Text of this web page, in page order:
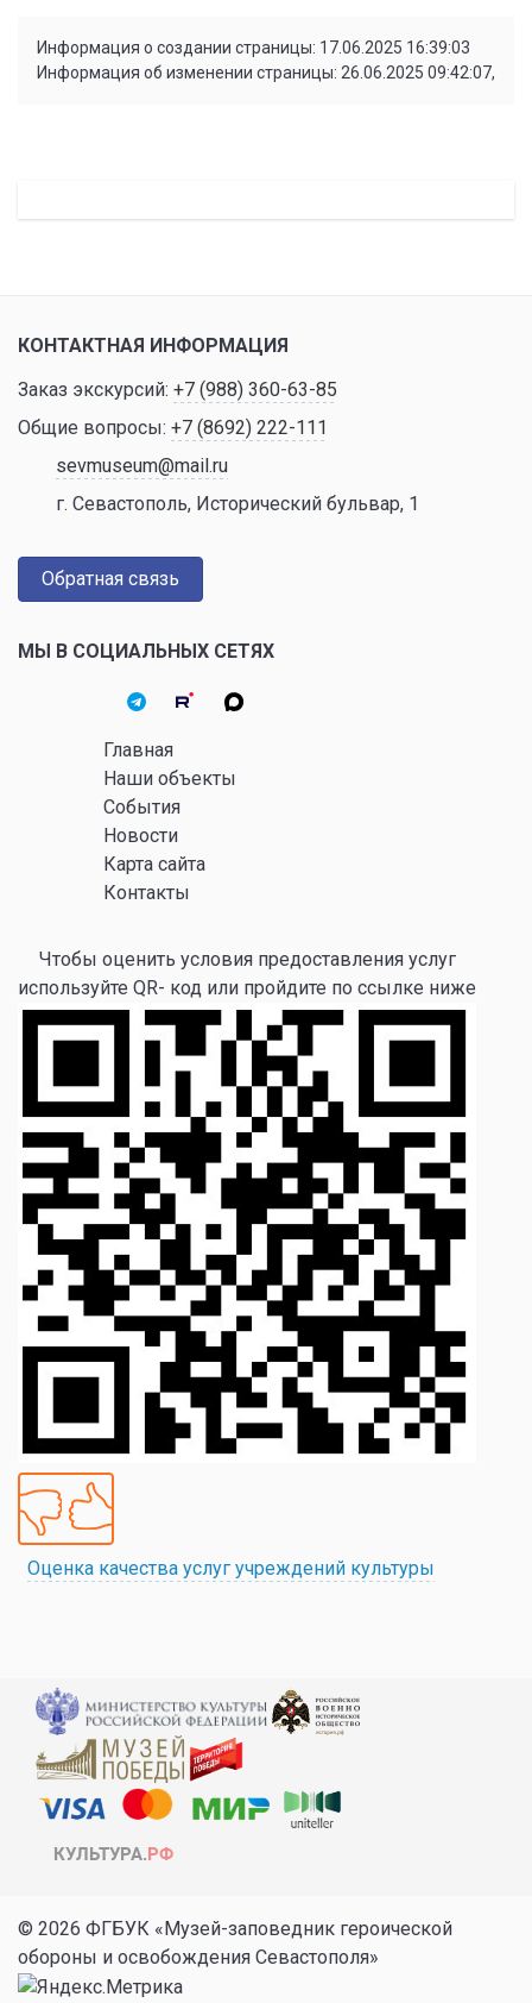
Информация о создании страницы: 17.06.2025 16:39:03
Информация об изменении страницы: 26.06.2025 09:42:07,
КОНТАКТНАЯ ИНФОРМАЦИЯ
Заказ экскурсий: +7 (988) 360-63-85
Общие вопросы: +7 (8692) 222-111
sevmuseum@mail.ru
г. Севастополь, Исторический бульвар, 1
Обратная связь
МЫ В СОЦИАЛЬНЫХ СЕТЯХ
Главная
Наши объекты
События
Новости
Карта сайта
Контакты
Чтобы оценить условия предоставления услуг
используйте QR- код или пройдите по ссылке ниже
Оценка качества услуг учреждений культуры
© 2026 ФГБУК «Музей-заповедник героической
обороны и освобождения Севастополя»